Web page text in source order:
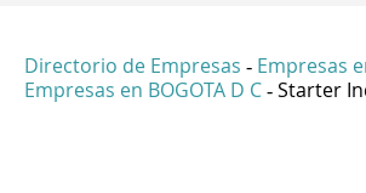
Directorio de Empresas - Empresas
Empresas en BOGOTA D C - Starter